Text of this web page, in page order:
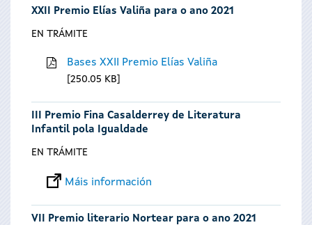
XXII Premio Elías Valiña para o ano 2021
EN TRÁMITE
Bases XXII Premio Elías Valiña
250.05 KB
III Premio Fina Casalderrey de Literatura
Infantil pola Igualdade
EN TRÁMITE
Máis información
VII Premio literario Nortear para o ano 2021